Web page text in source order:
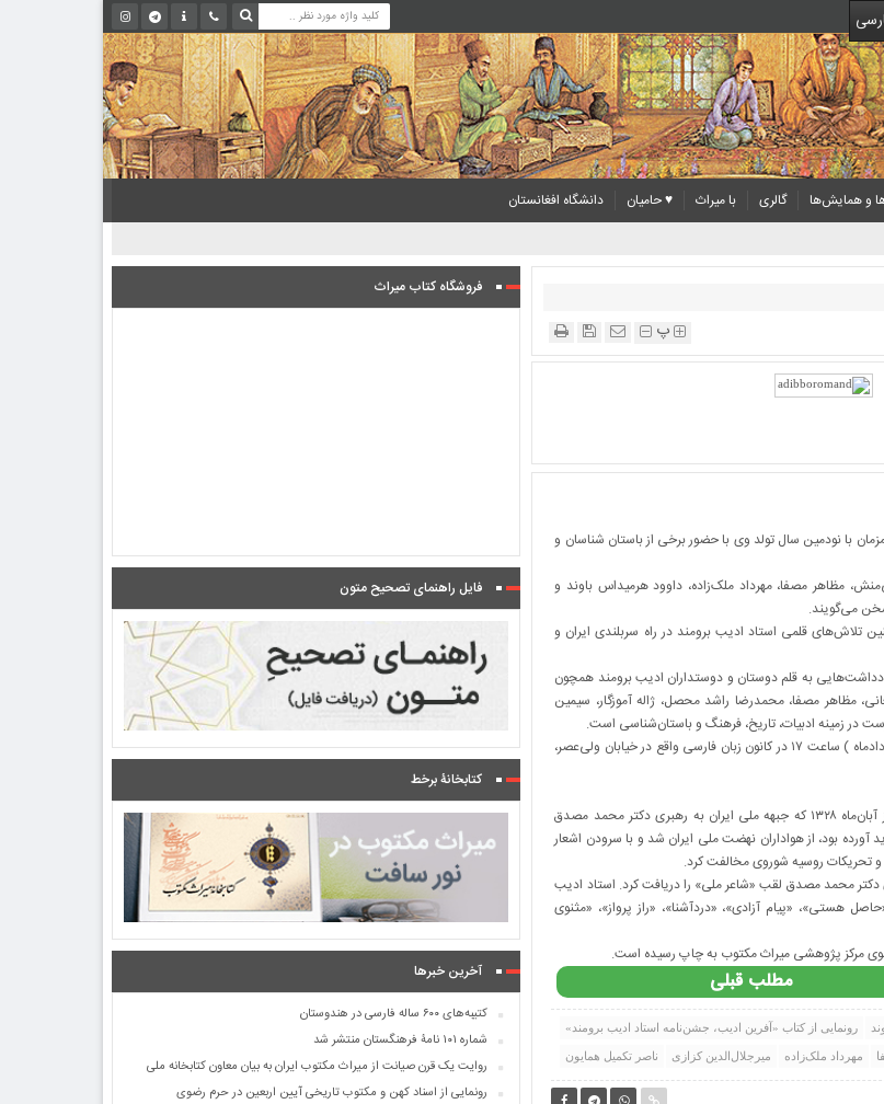
و همایش‌ها گالری با میراث ♥ حامیان
دانشگاه افغانستان
پ
با نودمین سال تولد وی با حضور برخی از باستان ‌شناسان و
مظاهر مصفا، مهرداد ملک‌زاده، داوود هرمیداس باوند و
می‌گویند.
قلمی استاد ادیب برومند در راه سربلندی ایران و
به قلم دوستان و دوستداران ادیب برومند همچون
مظاهر مصفا، محمدرضا راشد محصل، ژاله آموزگار، سیمین
در زمینه‌ ادبیات، تاریخ، فرهنگ و باستان‌شناسی است.
مراسم رونمایی از کتاب «آفرینِ ادیب، جشن‌نامه استاد ادیب برومند»، پنجشنبه (۲۲ خردادماه ) ساعت ۱۷ در کانون زبان فارسی واقع در خیابان ولی‌عصر،
عبدالعلی ادیب برومند (زاده ۱۳۰۳- گز) شاعر ملی ایران و وکیل دادگستری است. وی از آبان‌ماه ۱۳۲۸ که جبهه ملی ایران به رهبری دکتر محمد مصدق
بود، از هواداران نهضت ملی ایران شد و با سرودن اشعار
تحریکات روسیه شوروی مخالفت کرد.
محمد مصدق لقب «شاعر ملی» را دریافت کرد. استاد ادیب
هستی»، «پیام آزادی»، «دردآشنا»، «راز پرواز»، «مثنوی
مرکز پژوهشی میراث مکتوب به چاپ رسیده است.
مطلب قبلی
رونمایی از کتاب «آفرین ادیب، جشن‌نامه استاد ادیب برومند»
مهرداد ملک‌زاده میرجلال‌الدین کزازی ناصر تکمیل همایون
فروشگاه کتاب میراث
فایل راهنمای تصحیح متون
کتابخانۀ برخط
آخرین خبرها
کتیبه‌های ۶۰۰ ساله فارسی در هندوستان
شماره ۱۰۱ نامۀ فرهنگستان منتشر شد
روایت یک قرن صیانت از میراث مکتوب ایران به بیان معاون کتابخانه ملی
رونمایی از اسناد کهن و مکتوب تاریخی آیین اربعین در حرم رضوی